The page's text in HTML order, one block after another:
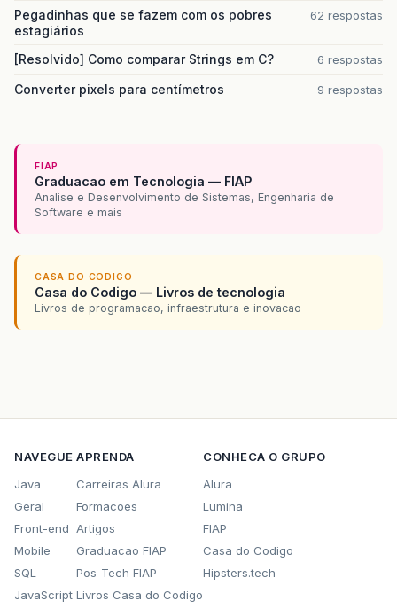
Pegadinhas que se fazem com os pobres
estagiários
62 respostas
[Resolvido] Como comparar Strings em C? 6 respostas
Converter pixels para centímetros 9 respostas
FIAP
Graduacao em Tecnologia — FIAP
Analise e Desenvolvimento de Sistemas, Engenharia de
Software e mais
CASA DO CODIGO
Casa do Codigo — Livros de tecnologia
Livros de programacao, infraestrutura e inovacao
NAVEGUE
Java
Geral
Front-end
Mobile
SQL
JavaScript
APRENDA
Carreiras Alura
Formacoes
Artigos
Graduacao FIAP
Pos-Tech FIAP
Livros Casa do Codigo
CONHECA O GRUPO
Alura
Lumina
FIAP
Casa do Codigo
Hipsters.tech